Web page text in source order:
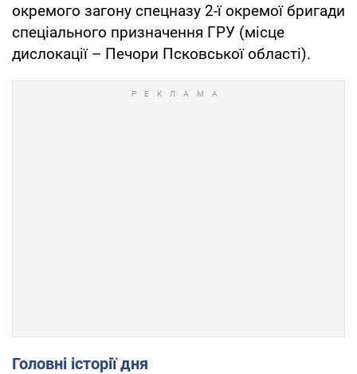
окремого загону спецназу 2-ї окремої бригади
спеціального призначення ГРУ (місце
дислокації – Печори Псковської області).
Головні історії дня